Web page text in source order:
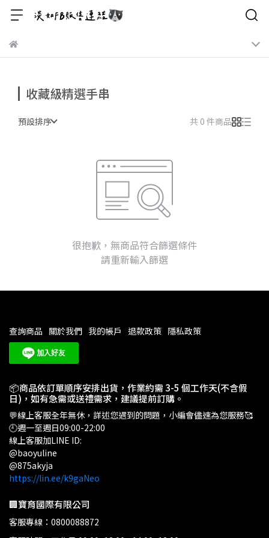
收藏級精選手串
預設排序 共 0 件商品
很抱歉，無商品符合篩選條件
請重新輸入篩選
查詢商品 關於我們 我的帳戶 退款政策 隱私政策
📦商品依訂單順序安排出貨，作業約需 3-5 個工作天(不含假
日)，如有急需或送禮需求，建議提前訂購。
💬線上客服全年無休，詳述您遇到的問題，小編會儘速為您服務🥰
🕘週一至週日09:00-22:00
線上客服加LINE ID:
@baoyuline
@875akyja
https://lin.ee/k9gaNeo
🏢寶育國際有限公司
客服專線：0800088872